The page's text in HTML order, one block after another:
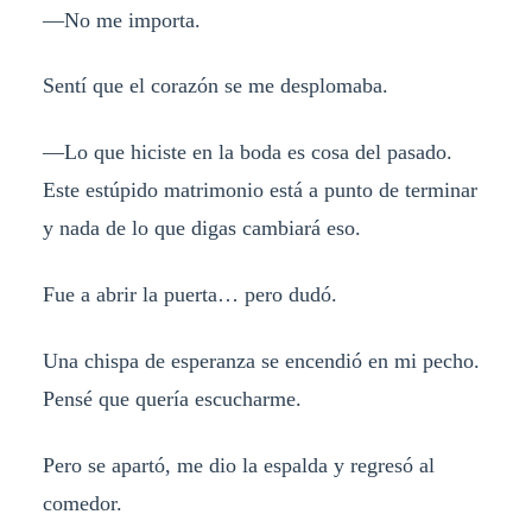
—No me importa.
Sentí que el corazón se me desplomaba.
—Lo que hiciste en la boda es cosa del pasado.
Este estúpido matrimonio está a punto de terminar
y nada de lo que digas cambiará eso.
Fue a abrir la puerta… pero dudó.
Una chispa de esperanza se encendió en mi pecho.
Pensé que quería escucharme.
Pero se apartó, me dio la espalda y regresó al
comedor.